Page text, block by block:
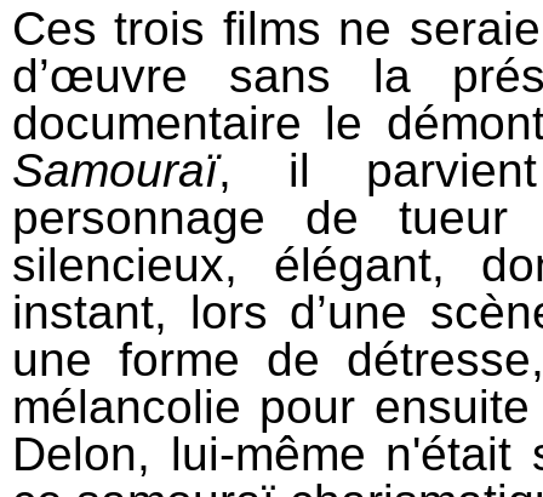
Ces trois films ne
d’œuvre sans la
documentaire le
Samouraï, il
personnage de
silencieux, élégant,
instant, lors d’une
une forme de
mélancolie pour
Delon, lui-même